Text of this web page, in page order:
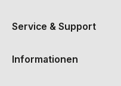
Service & Support
Informationen